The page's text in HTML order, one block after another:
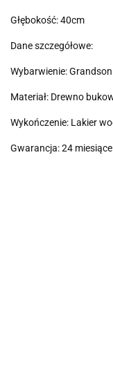
Głębokość: 40cm
Dane szczegółowe:
Wybarwienie: Grandson
Materiał: Drewno
Wykończenie: Lakier
Gwarancja: 24 miesiące